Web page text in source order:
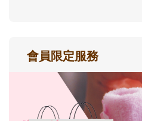
會員限定服務